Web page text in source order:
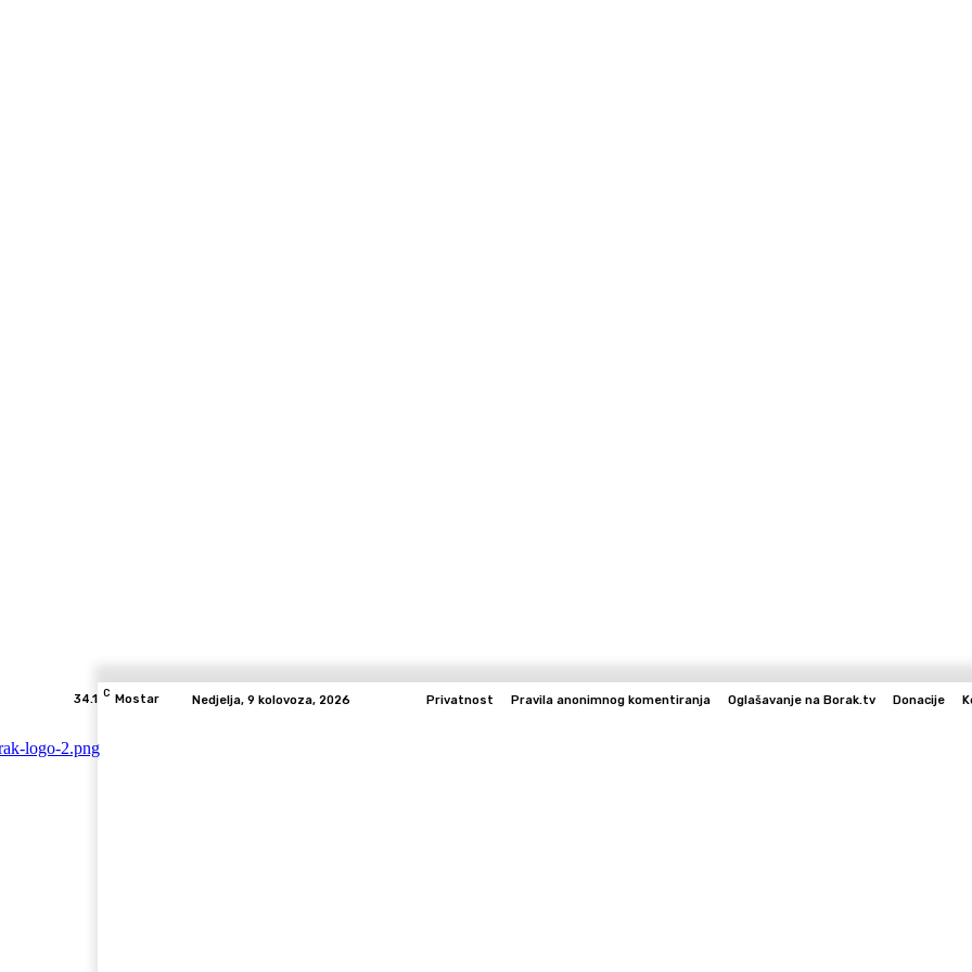
34.1 C Mostar Nedjelja, 9 kolovoza, 2026 Privatnost Pravila anonimnog komentiranja Oglašavanje na Borak.tv Donacije